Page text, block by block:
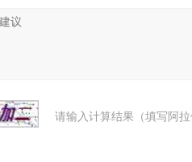
请输入计算结果（填写阿